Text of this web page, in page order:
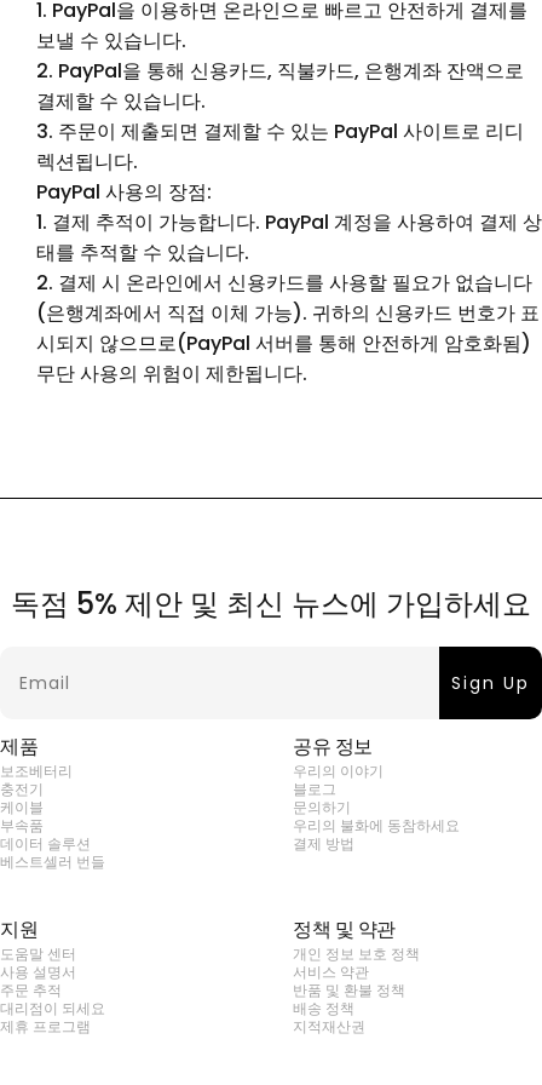
1. PayPal을 이용하면 온라인으로 빠르고 안전하게 결제를
보낼 수 있습니다.
2. PayPal을 통해 신용카드, 직불카드, 은행계좌 잔액으로
결제할 수 있습니다.
3. 주문이 제출되면 결제할 수 있는 PayPal 사이트로 리디
렉션됩니다.
PayPal 사용의 장점:
1. 결제 추적이 가능합니다. PayPal 계정을 사용하여 결제 상
태를 추적할 수 있습니다.
2. 결제 시 온라인에서 신용카드를 사용할 필요가 없습니다
(은행계좌에서 직접 이체 가능). 귀하의 신용카드 번호가 표
시되지 않으므로(PayPal 서버를 통해 안전하게 암호화됨)
무단 사용의 위험이 제한됩니다.
독점 5% 제안 및 최신 뉴스에 가입하세요
Sign Up
제품
보조베터리
충전기
케이블
부속품
데이터 솔루션
베스트셀러 번들
공유 정보
우리의 이야기
블로그
문의하기
우리의 불화에 동참하세요
결제 방법
지원
도움말 센터
사용 설명서
주문 추적
대리점이 되세요
제휴 프로그램
정책 및 약관
개인 정보 보호 정책
서비스 약관
반품 및 환불 정책
배송 정책
지적재산권